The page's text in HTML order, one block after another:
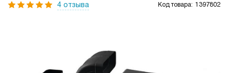
4 отзыва Код товара: 1397802